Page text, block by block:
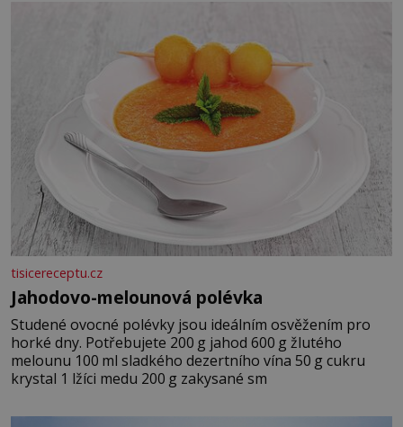
tisicereceptu.cz
Jahodovo-melounová polévka
Studené ovocné polévky jsou ideálním osvěžením pro
horké dny. Potřebujete 200 g jahod 600 g žlutého
melounu 100 ml sladkého dezertního vína 50 g cukru
krystal 1 lžíci medu 200 g zakysané sm